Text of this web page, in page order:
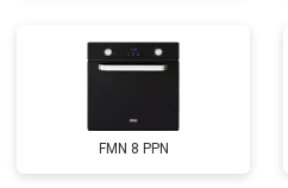
FMN 8 PPN